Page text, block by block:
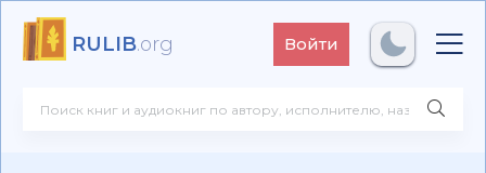
RULIB.org Войти